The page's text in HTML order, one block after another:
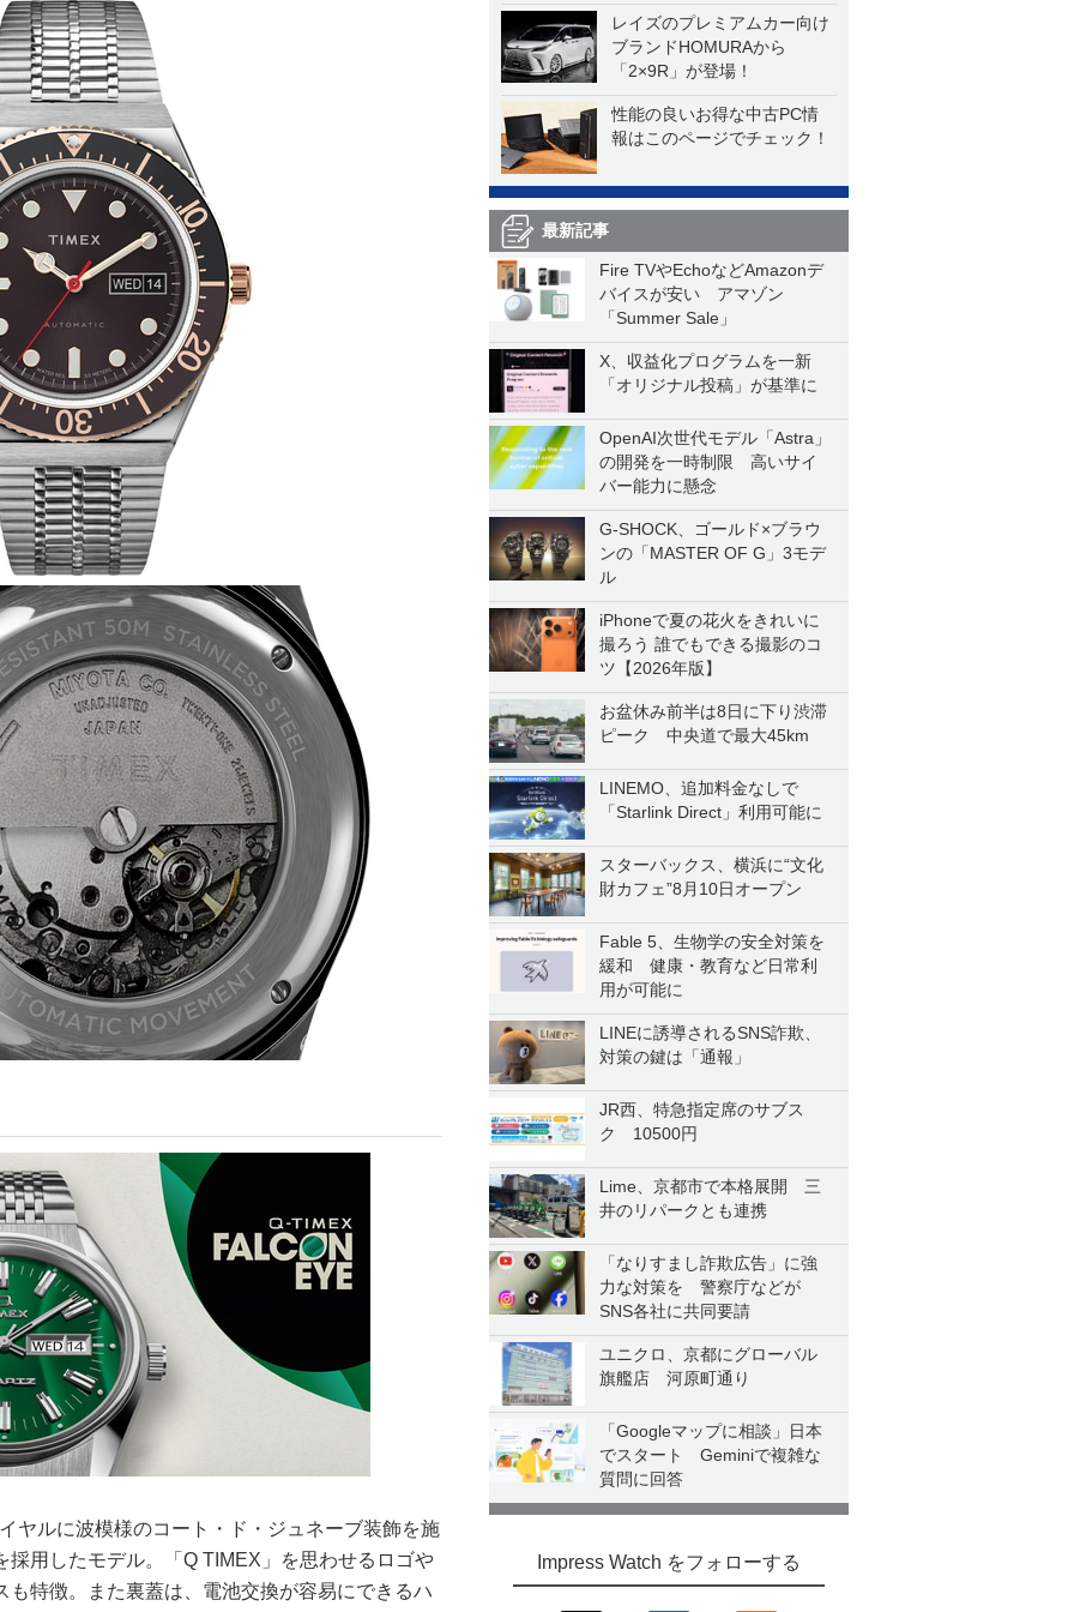
レイズのプレミアムカー向け
ブランドHOMURAから
「2×9R」が登場！
性能の良いお得な中古PC情
報はこのページでチェック！
最新記事
Fire TVやEchoなどAmazonデ
バイスが安い アマゾン
「Summer Sale」
X、収益化プログラムを一新
「オリジナル投稿」が基準に
OpenAI次世代モデル「Astra」
の開発を一時制限 高いサイ
バー能力に懸念
G-SHOCK、ゴールド×ブラウ
ンの「MASTER OF G」3モデ
ル
iPhoneで夏の花火をきれいに
撮ろう 誰でもできる撮影のコ
ツ【2026年版】
お盆休み前半は8日に下り渋滞
ピーク 中央道で最大45km
LINEMO、追加料金なしで
「Starlink Direct」利用可能に
スターバックス、横浜に“文化
財カフェ”8月10日オープン
Fable 5、生物学の安全対策を
緩和 健康・教育など日常利
用が可能に
LINEに誘導されるSNS詐欺、
対策の鍵は「通報」
JR西、特急指定席のサブス
ク 10500円
Lime、京都市で本格展開 三
井のリパークとも連携
「なりすまし詐欺広告」に強
力な対策を 警察庁などが
SNS各社に共同要請
ユニクロ、京都にグローバル
旗艦店 河原町通り
「Googleマップに相談」日本
でスタート Geminiで複雑な
質問に回答
Impress Watch をフォローする
ヤルに波模様のコート・ド・ジュネーブ装飾を施
採用したモデル。「Q TIMEX」を思わせるロゴや
も特徴。また裏蓋は、電池交換が容易にできるハ